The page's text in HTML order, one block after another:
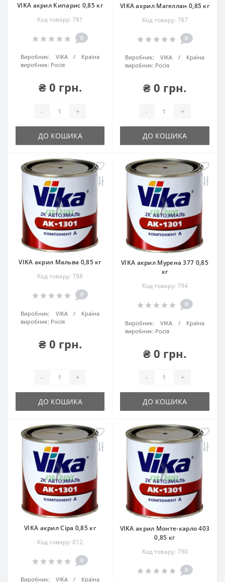
VIKA акрил Кипарис 0,85 кг
Код товару: 781
0
Виробник: VIKA
Країна
виробник: Росія
₴ 0 грн.
- +
ДО КОШИКА
VIKA акрил Магеллан 0,85 кг
Код товару: 787
0
Виробник: VIKA
Країна
виробник: Росія
₴ 0 грн.
- +
ДО КОШИКА
VIKA акрил Мальва 0,85 кг
Код товару: 788
0
Виробник: VIKA
Країна
виробник: Росія
₴ 0 грн.
- +
ДО КОШИКА
VIKA акрил Мурена 377 0,85
кг
Код товару: 794
0
Виробник: VIKA
Країна
виробник: Росія
₴ 0 грн.
- +
ДО КОШИКА
VIKA акрил Сіра 0,85 кг
Код товару: 812
0
Виробник: VIKA Країна
VIKA акрил Монте-карло 403
0,85 кг
Код товару: 790
0